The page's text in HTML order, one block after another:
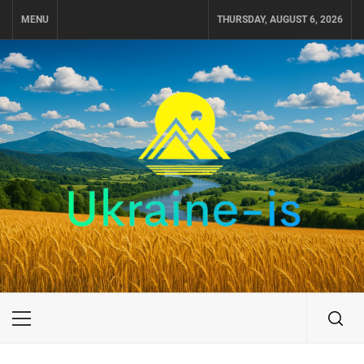
MENU THURSDAY, AUGUST 6, 2026
UKRAINE-IS
ПОДОРОЖI ПО УКРАЇНІ
Primary